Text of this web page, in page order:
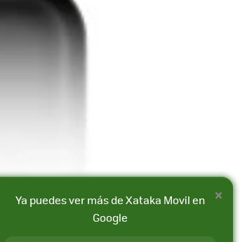
×
Ya puedes ver más de Xataka Movil en
Google